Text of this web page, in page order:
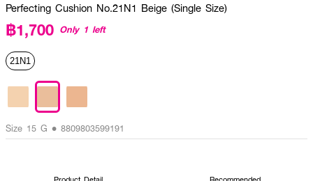
Perfecting Cushion No.21N1 Beige (Single Size)
฿1,700 Only 1 left
21N1
Size 15 G • 8809803599191